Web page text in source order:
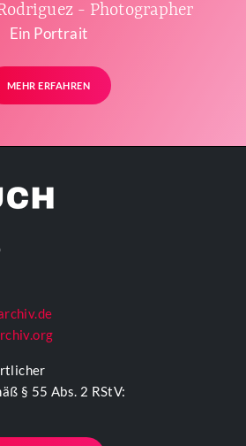
- Photographer
Ein Portrait
MEHR ERFAHREN
§ 55 Abs. 2 RStV: